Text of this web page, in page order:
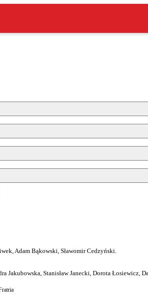
Adam Bąkowski, Sławomir Cedzyński.
Stanisław Janecki, Dorota Łosiewicz,